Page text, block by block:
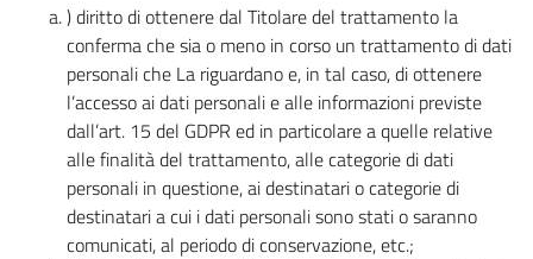
) diritto di ottenere dal Titolare del trattamento la
conferma che sia o meno in corso un trattamento di dati
personali che La riguardano e, in tal caso, di ottenere
l’accesso ai dati personali e alle informazioni previste
dall’art. 15 del GDPR ed in particolare a quelle relative
alle finalità del trattamento, alle categorie di dati
personali in questione, ai destinatari o categorie di
destinatari a cui i dati personali sono stati o saranno
comunicati, al periodo di conservazione, etc.;